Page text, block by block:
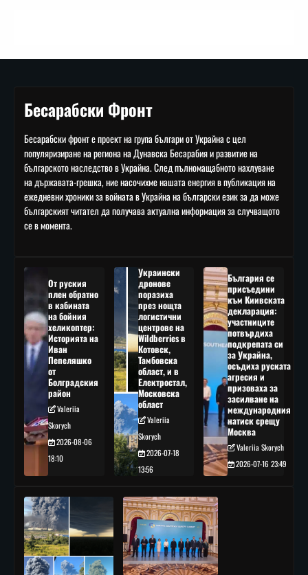
Бесарабски Фронт
Бесарабски фронт е проект на група българи от Украйна с цел
популяризиране на региона на Дунавска Бесарабия и развитие на
българското наследство в Украйна. След пълномащабното нахлуване
на държавата-грешка, ние насочихме нашата енергия в публикация на
ежедневни хроники за войната в Украйна на български език за да може
българският читател да получава актуална информация за случващото
се в момента.
От руския
плен обратно
в кабината
на бойния
хеликоптер:
Историята на
Иван
Пепеляшко
от
Болградския
район
Valeriia
Skorych
2026-08-06
18:10
Украински
дронове
поразиха
през нощта
логистични
центрове на
Wildberries в
Котовск,
Тамбовска
област, и в
Електростал,
Московска
област
Valeriia
Skorych
2026-07-18
13:56
България се
присъедини
към Киивската
декларация:
участниците
потвърдиха
подкрепата си
за Украйна,
осъдиха руската
агресия и
призоваха за
засилване на
международния
натиск срещу
Москва
Valeriia Skorych
2026-07-16 23:49